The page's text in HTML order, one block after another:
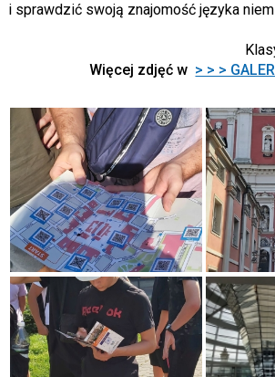
i sprawdzić swoją znajomość języka
Więcej zdjęć w > > >